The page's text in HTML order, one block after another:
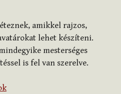
amikkel rajzos,
lehet készíteni.
mesterséges
is fel van szerelve.